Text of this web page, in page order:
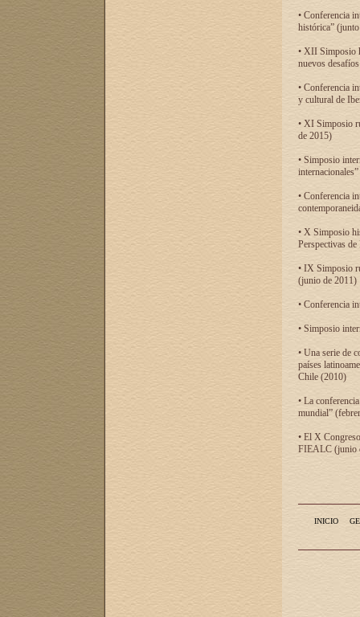
• Conferencia
histórica”
• XII Simposio
nuevos
• Conferencia
y cultural de
• XI Simposio
de 2015)
• Simposio
• Conferencia
• X Simposio
Perspectivas
• IX Simposio
(junio de 2011)
• Conferencia
• Simposio
• Una serie de
países
Chile (2010)
• La
mundial”
• El X
FIEALC (junio
INICIO